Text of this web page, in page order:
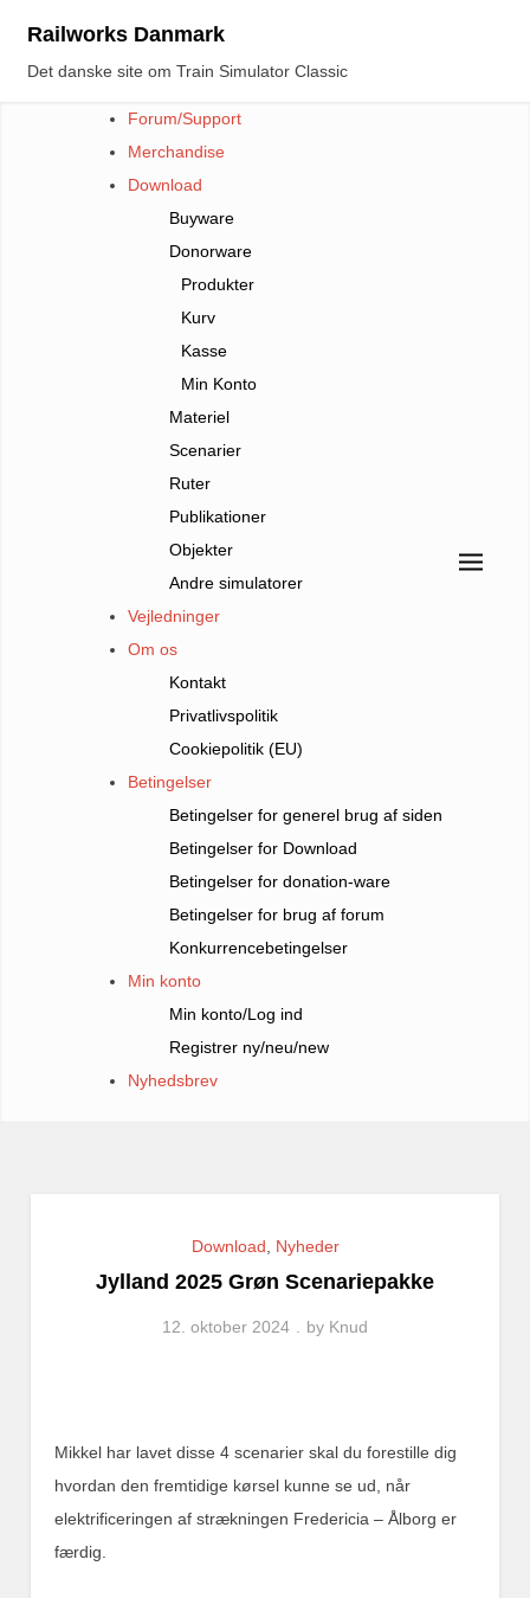
content
Railworks Danmark
Det danske site om Train Simulator Classic
Forum/Support
Merchandise
Download
Buyware
Donorware
Produkter
Kurv
Kasse
Min Konto
Materiel
Scenarier
Ruter
Publikationer
Objekter
Andre simulatorer
Vejledninger
Om os
Kontakt
Privatlivspolitik
Cookiepolitik (EU)
Betingelser
Betingelser for generel brug af siden
Betingelser for Download
Betingelser for donation-ware
Betingelser for brug af forum
Konkurrencebetingelser
Min konto
Min konto/Log ind
Registrer ny/neu/new
Nyhedsbrev
Download, Nyheder
Jylland 2025 Grøn Scenariepakke
12. oktober 2024 by Knud
Mikkel har lavet disse 4 scenarier skal du forestille dig
hvordan den fremtidige kørsel kunne se ud, når
elektrificeringen af strækningen Fredericia – Ålborg er
færdig.